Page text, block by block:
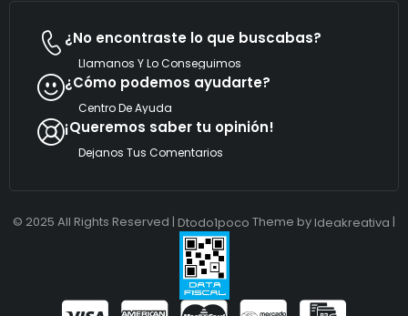
¿No encontraste lo que buscabas?
Llamanos Y Lo Conseguimos
¿Cómo podemos ayudarte?
Centro De Ayuda
¡Queremos saber tu opinión!
Dejanos Tus Comentarios
© 2025 All Rights Reserved | Dtodo1poco Theme by Ideakreativa |